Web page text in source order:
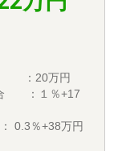
20万円
合 ：１％+17
0.3％+38万円